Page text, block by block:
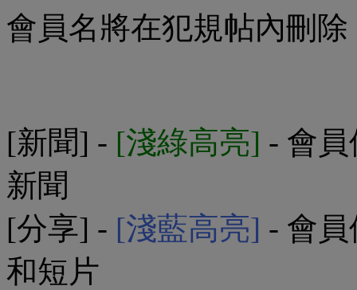
會員名將在犯規帖內刪除
[新聞] - [淺綠高亮] - 會
新聞
[分享] - [淺藍高亮] - 會
和短片